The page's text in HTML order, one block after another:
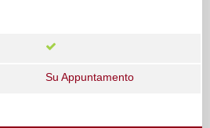
Su Appuntamento